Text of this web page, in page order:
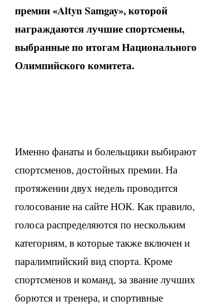
премии «Altyn Samgay», которой
награждаются лучшие спортсмены,
выбранные по итогам Национального
Олимпийского комитета.
Именно фанаты и болельщики выбирают
спортсменов, достойных премии. На
протяжении двух недель проводится
голосование на сайте НОК. Как правило,
голоса распределяются по нескольким
категориям, в которые также включен и
паралимпийский вид спорта. Кроме
спортсменов и команд, за звание лучших
борются и тренера, и спортивные